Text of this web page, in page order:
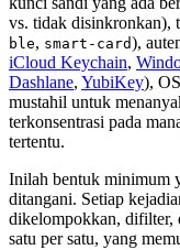
vs. tidak disinkronkan),
ble, smart-card),
iCloud Keychain,
Dashlane, YubiKey),
mustahil untuk
terkonsentrasi pada
tertentu.
Inilah bentuk minimum
ditangani. Setiap
dikelompokkan, difilter,
satu per satu, yang